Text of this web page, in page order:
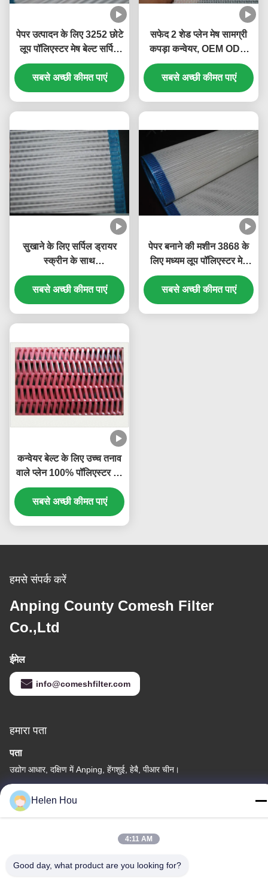
पेपर उत्पादन के लिए 3252 छोटे
लूप पॉलिएस्टर मेष बेल्ट सर्पिल
तार
सबसे अच्छी कीमत पाएं
सफेद 2 शेड प्लेन मेष सामग्री
कपड़ा कन्वेयर, OEM ODM
सेवा के लिए
सबसे अच्छी कीमत पाएं
सुखाने के लिए सर्पिल ड्रायर
स्क्रीन के साथ
Papermaking सादे बुनाई
पॉलिएस्टर मेष बेल्ट
सबसे अच्छी कीमत पाएं
पेपर बनाने की मशीन 3868 के
लिए मध्यम लूप पॉलिएस्टर मेष
कपड़े
सबसे अच्छी कीमत पाएं
कन्वेयर बेल्ट के लिए उच्च तनाव
वाले प्लेन 100% पॉलिएस्टर मेष
बेल्ट का उपयोग करते हैं
सबसे अच्छी कीमत पाएं
हमसे संपर्क करें
Anping County Comesh Filter
Co.,Ltd
ईमेल
info@comeshfilter.com
हमारा पता
पता
उद्योग आधार, दक्षिण में Anping, हेंगशुई, हेबै, पीआर चीन।
टेलीफोन
86-318-7595879
Helen Hou
4:11 AM
Good day, what product are you looking for?